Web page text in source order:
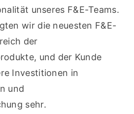
unseres F&E-Teams.
wir die neuesten F&E-
der
und der Kunde
Investitionen in
und
sehr.